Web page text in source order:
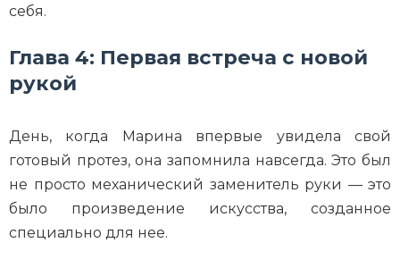
себя.
Глава 4: Первая встреча с новой
рукой
День, когда Марина впервые увидела свой
готовый протез, она запомнила навсегда. Это был
не просто механический заменитель руки — это
было произведение искусства, созданное
специально для нее.